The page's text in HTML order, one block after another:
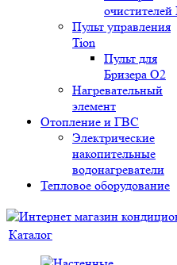
очистителей
Пульт управления
Tion
Пульт для
Бризера O2
Нагревательный
элемент
Отопление и ГВС
Электрические
накопительные
водонагреватели
Тепловое оборудование
Каталог